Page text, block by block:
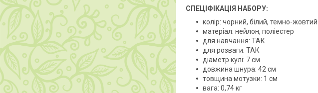
СПЕЦІФІКАЦІЯ НАБОРУ:
колір: чорний, білий, темно-жовтий
матеріал: нейлон, поліестер
для навчання: ТАК
для розваги: ТАК
діаметр кулі: 7 см
довжина шнура: 42 см
товщина мотузки: 1 см
вага: 0,74 кг